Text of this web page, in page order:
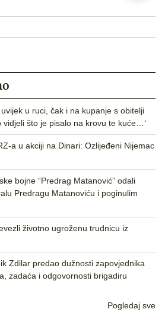
u ruci, čak i na kupanje s obitelji
vidjeli što je pisalo na krovu te kuće…‘
a u akciji na Dinari: Ozlijeđeni Nijemac
bojne “Predrag Matanović” odali
Predragu Matanoviću i poginulim
životno ugroženu trudnicu iz
Zdilar predao dužnosti zapovjednika
zadaća i odgovornosti brigadiru
Pogledaj sve